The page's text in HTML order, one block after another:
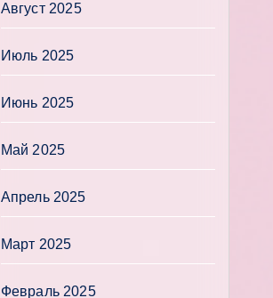
Август 2025
Июль 2025
Июнь 2025
Май 2025
Апрель 2025
Март 2025
Февраль 2025